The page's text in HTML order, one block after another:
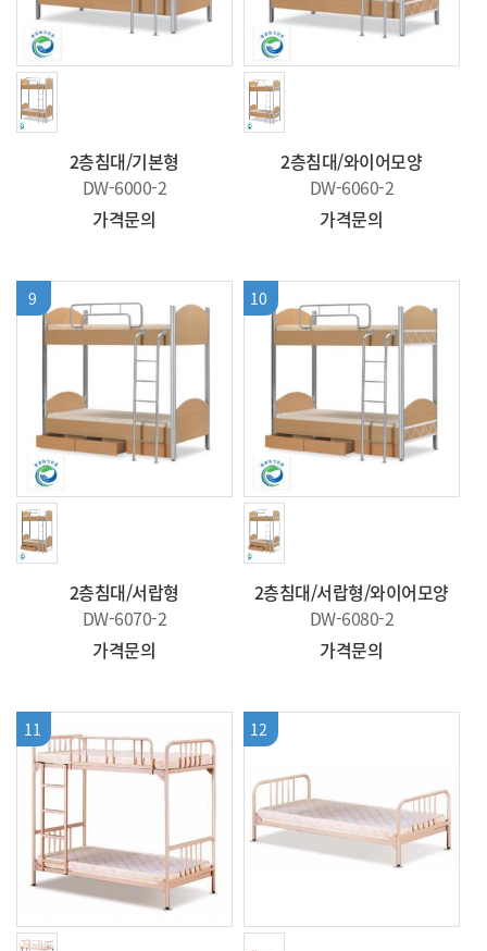
2층침대/기본형
DW-6000-2
가격문의
2층침대/와이어모양
DW-6060-2
가격문의
9
2층침대/서랍형
DW-6070-2
가격문의
10
2층침대/서랍형/와이어모양
DW-6080-2
가격문의
11 12